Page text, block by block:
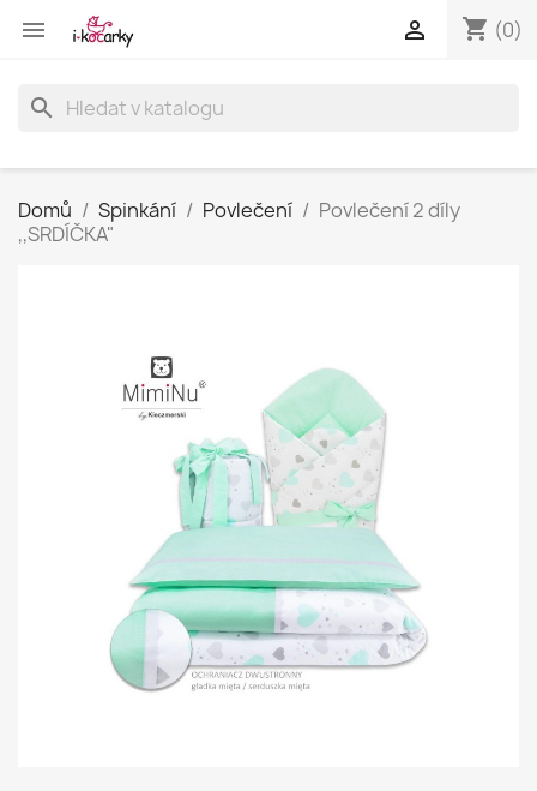
 shopping_cart (0)

search
Domů Spinkání Povlečení
Povlečení 2 díly
,,SRDÍČKA"